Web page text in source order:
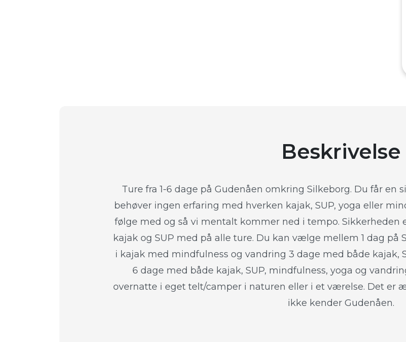
Beskrivelse
Ture fra 1-6 dage på Gudenåen omkring Silkeborg. Du får en
behøver ingen erfaring med hverken kajak, SUP, yoga eller
følge med og så vi mentalt kommer ned i tempo. Sikkerheden
kajak og SUP med på alle ture. Du kan vælge mellem 1 dag på
i kajak med mindfulness og vandring 3 dage med både kajak,
6 dage med både kajak, SUP, mindfulness, yoga og
overnatte i eget telt/camper i naturen eller i et værelse. Det er
ikke kender Gudenåen.